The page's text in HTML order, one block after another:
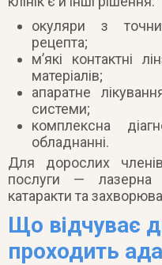
окуляри з
рецепта;
м’які контактні
матеріалів;
апаратне
системи;
комплексна
обладнанні.
Для дорослих
послуги — лазерна
катаракти та
Що відчуває
проходить